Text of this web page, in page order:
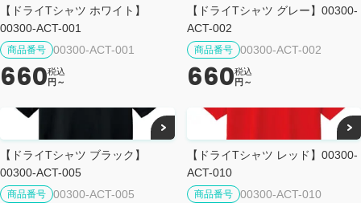
【ドライTシャツ ホワイト】
00300-ACT-001
商品番号 00300-ACT-001
660税込
円～
【ドライTシャツ グレー】00300-
ACT-002
商品番号 00300-ACT-002
660税込
円～
【ドライTシャツ ブラック】
00300-ACT-005
商品番号 00300-ACT-005
【ドライTシャツ レッド】00300-
ACT-010
商品番号 00300-ACT-010